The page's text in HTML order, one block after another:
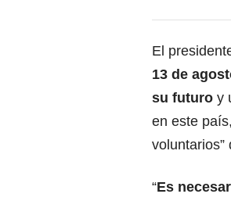
El
13 de
su futuro y
en este
voluntarios”
“Es